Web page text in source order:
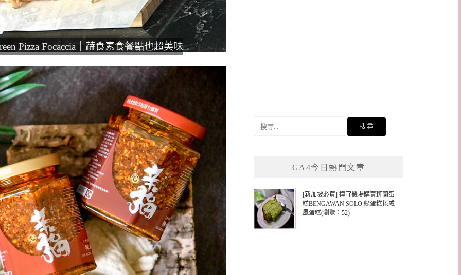
Pizza Focaccia｜蔬食素食餐點也超美味
GA4今日熱門文章
[新加坡必買] 樟宜機場購買班蘭蛋
糕BENGAWAN SOLO 綠蛋糕捲戚
風蛋糕(瀏覽：52)